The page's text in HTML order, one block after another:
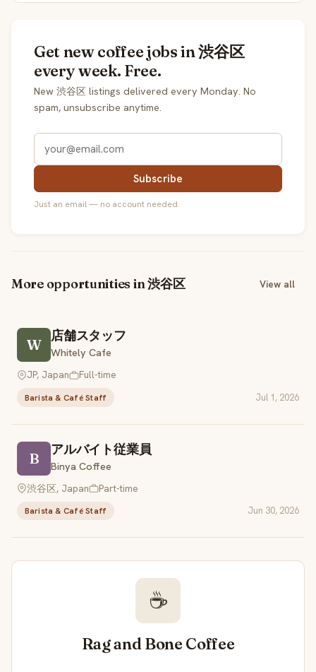
Get new coffee jobs in 渋谷区
every week. Free.
New 渋谷区 listings delivered every Monday. No
spam, unsubscribe anytime.
Subscribe
Just an email — no account needed.
More opportunities in 渋谷区 View all
W
店舗スタッフ
Whitely Cafe
JP, Japan
Full-time
Barista & Café Staff Jul 1, 2026
B
アルバイト従業員
Binya Coffee
渋谷区, Japan
Part-time
Barista & Café Staff Jun 30, 2026
☕
Rag and Bone Coffee